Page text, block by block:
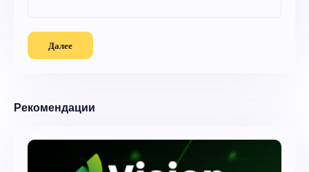
Далее
Рекомендации